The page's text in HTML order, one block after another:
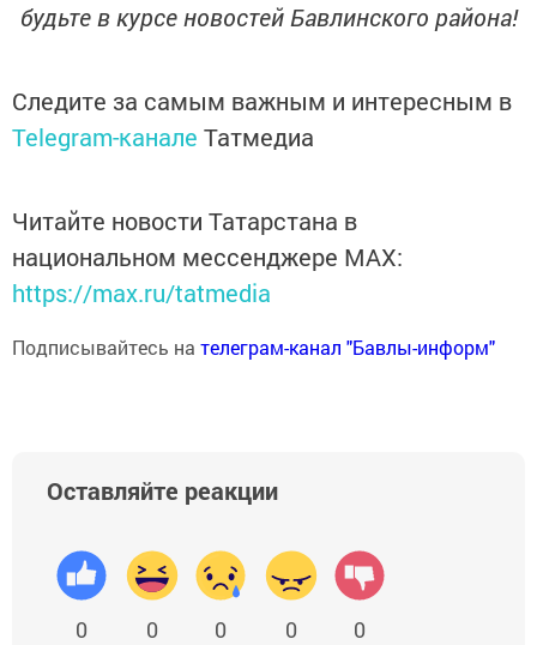
будьте в курсе новостей Бавлинского района!
Следите за самым важным и интересным в
Telegram-канале Татмедиа
Читайте новости Татарстана в
национальном мессенджере MАХ:
https://max.ru/tatmedia
Подписывайтесь на телеграм-канал "Бавлы-информ"
Оставляйте реакции
0 0 0 0 0